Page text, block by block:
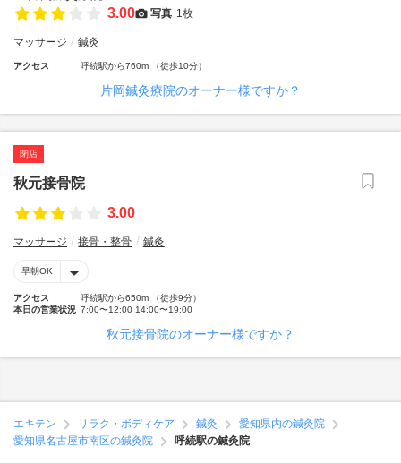
3.00 写真 1枚
マッサージ 鍼灸
アクセス 呼続駅から760m （徒歩10分）
片岡鍼灸療院のオーナー様ですか？
閉店
秋元接骨院
3.00
マッサージ 接骨・整骨 鍼灸
早朝OK
アクセス
呼続駅から650m （徒歩9分）
本日の営業状況 7:00〜12:00 14:00〜19:00
秋元接骨院のオーナー様ですか？
エキテン リラク・ボディケア 鍼灸
愛知県内の鍼灸院
愛知県名古屋市南区の鍼灸院
呼続駅の鍼灸院